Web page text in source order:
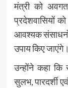
मंत्री को
प्रदेशवासियों
आवश्यक संसाधनों
उपाय किए जाएंगे।
उन्होंने कहा
सुलभ, पारदर्शी